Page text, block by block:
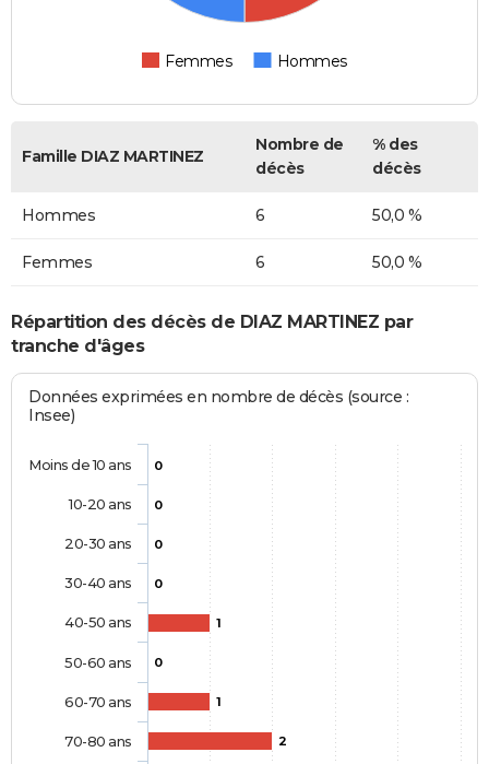
Femmes Hommes
Famille DIAZ MARTINEZ
Nombre de
décès
% des
décès
Hommes 6 50,0 %
Femmes 6 50,0 %
Répartition des décès de DIAZ MARTINEZ par
tranche d'âges
Données exprimées en nombre de décès (source :
Insee)
0
0
0
0
1
0
1
2
Moins de 10 ans
10-20 ans
20-30 ans
30-40 ans
40-50 ans
50-60 ans
60-70 ans
70-80 ans